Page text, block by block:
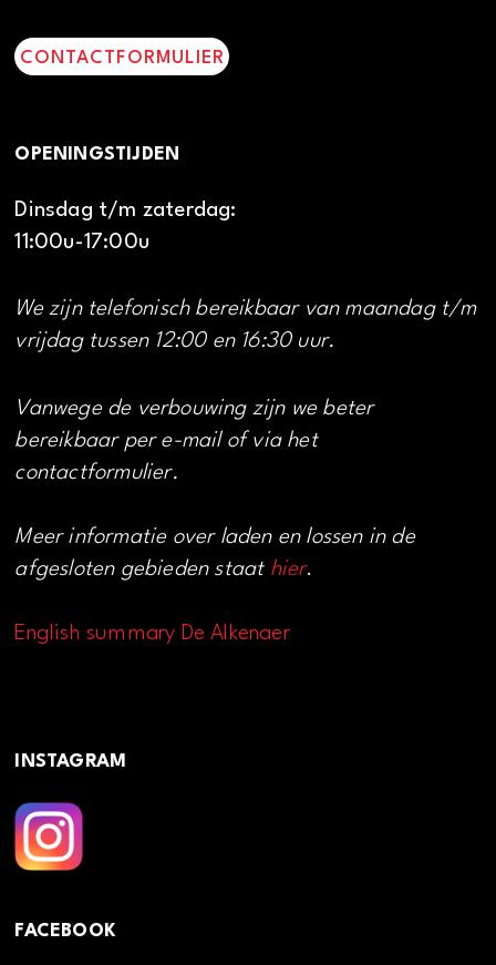
CONTACTFORMULIER
OPENINGSTIJDEN
Dinsdag t/m zaterdag:
11:00u-17:00u
We zijn telefonisch bereikbaar van maandag t/m
vrijdag tussen 12:00 en 16:30 uur.
Vanwege de verbouwing zijn we beter
bereikbaar per e-mail of via het
contactformulier.
Meer informatie over laden en lossen in de
afgesloten gebieden staat hier.
English summary De Alkenaer
INSTAGRAM
FACEBOOK